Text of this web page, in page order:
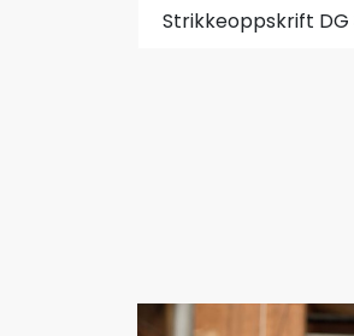
Strikkeoppskrift DG